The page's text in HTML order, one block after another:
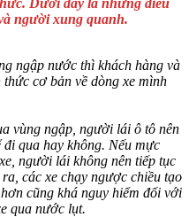
người xung quanh.
ngập nước thì khách hàng và
cơ bản về dòng xe mình
vùng ngập, người lái ô tô nên
qua hay không. Nếu mực
người lái không nên tiếp tục
các xe chạy ngược chiều tạo
cũng khá nguy hiểm đối với
qua nước lụt.